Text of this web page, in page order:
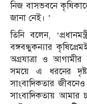
নিজ বাসভবনে
জানা নেই। ’
তিনি বলেন,
বঙ্গবন্ধুকন্যার
অগ্রযাত্রা ও
সময়ে এ ধরনের
সাংবাদিকতার
সাংবাদিকতায় আমার